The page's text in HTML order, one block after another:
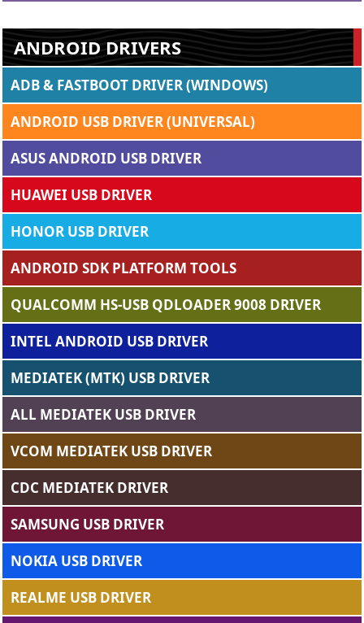
ANDROID DRIVERS
ADB & FASTBOOT DRIVER (WINDOWS)
ANDROID USB DRIVER (UNIVERSAL)
ASUS ANDROID USB DRIVER
HUAWEI USB DRIVER
HONOR USB DRIVER
ANDROID SDK PLATFORM TOOLS
QUALCOMM HS-USB QDLOADER 9008 DRIVER
INTEL ANDROID USB DRIVER
MEDIATEK (MTK) USB DRIVER
ALL MEDIATEK USB DRIVER
VCOM MEDIATEK USB DRIVER
CDC MEDIATEK DRIVER
SAMSUNG USB DRIVER
NOKIA USB DRIVER
REALME USB DRIVER